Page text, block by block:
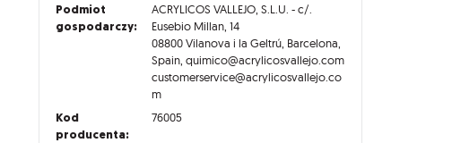
Podmiot
gospodarczy:
ACRYLICOS VALLEJO, S.L.U. - c/.
Eusebio Millan, 14
08800 Vilanova i la Geltrú, Barcelona,
Spain, quimico@acrylicosvallejo.com
customerservice@acrylicosvallejo.co
m
Kod
producenta:
76005